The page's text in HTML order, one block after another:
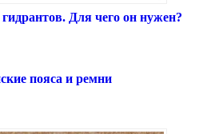
Для чего он нужен?
пояса и ремни